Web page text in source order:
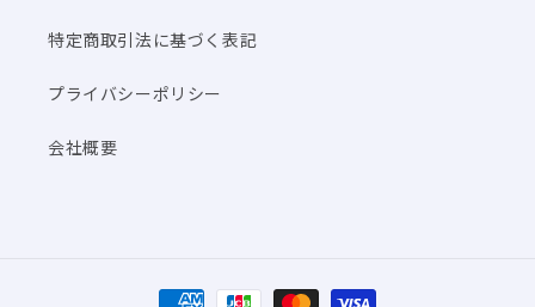
特定商取引法に基づく表記
プライバシーポリシー
会社概要
決